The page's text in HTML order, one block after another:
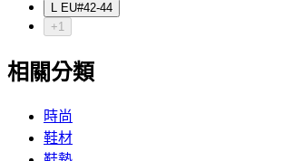
L EU#42-44
+1
相關分類
時尚
鞋材